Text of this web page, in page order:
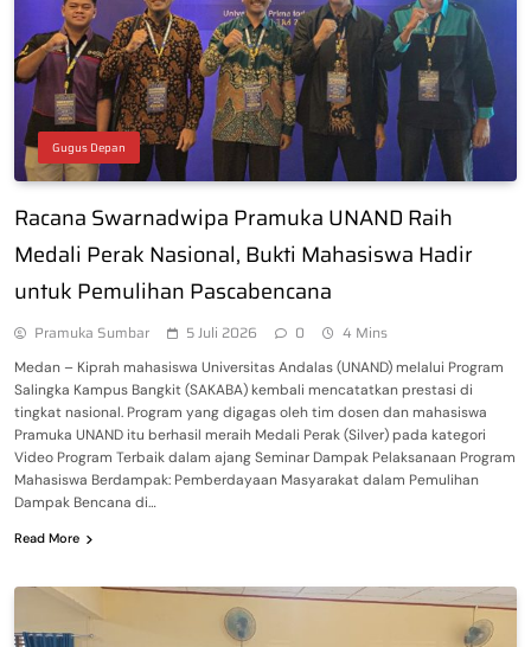
Gugus Depan
Racana Swarnadwipa Pramuka UNAND Raih
Medali Perak Nasional, Bukti Mahasiswa Hadir
untuk Pemulihan Pascabencana
Pramuka Sumbar 5 Juli 2026 0 4 Mins
Medan – Kiprah mahasiswa Universitas Andalas (UNAND) melalui Program
Salingka Kampus Bangkit (SAKABA) kembali mencatatkan prestasi di
tingkat nasional. Program yang digagas oleh tim dosen dan mahasiswa
Pramuka UNAND itu berhasil meraih Medali Perak (Silver) pada kategori
Video Program Terbaik dalam ajang Seminar Dampak Pelaksanaan Program
Mahasiswa Berdampak: Pemberdayaan Masyarakat dalam Pemulihan
Dampak Bencana di…
Read More